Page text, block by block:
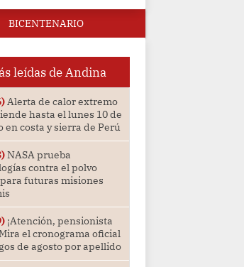
BICENTENARIO
leídas de Andina
Alerta de calor extremo
hasta el lunes 10 de
en costa y sierra de Perú
NASA prueba
contra el polvo
futuras misiones
¡Atención, pensionista
el cronograma oficial
de agosto por apellido